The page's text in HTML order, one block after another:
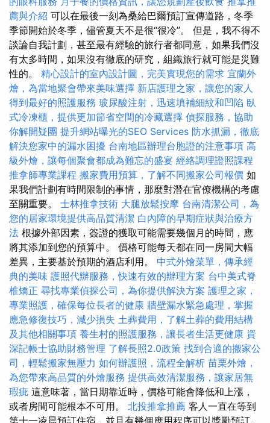
薦與介紹 可以在最後一刻為桑給巴爾預訂宣傳道路，冬季
季節開始於冬季，儘管夏天不是很“很冷”。 但是，我不得不
談論自我計劃，甚至最有經驗的旅行者都同意，如果我們沒
有太多時間，如果沒有徹底的研究，組織旅行就可能是災難
性的。 精心設計的室內設計圖，完美實現您的需求 宜蘭外
燴，為當地聚會帶來美味選擇 新店護理之家，讓您的家人
得到最好的照護服務 玻尿酸注射，迅速填補細紋和凹陷 臥
式冷凍櫃，提供更加節省空間的冷藏選擇 偵探服務，協助
你解開疑團 提升網站曝光的SEO Services 防水抓漏，徹底
解決您家中的漏水困擾 台南地區辦理台胞證的注意事項 高
級外燴，讓每個聚會都成為難忘的盛宴 經絡調理證照課程
推拿師專業課程 搬家費用預算，了解不同搬家公司報價 如
果我們計劃有時間限制的事情，那麼對潛在官僚機構的考慮
至關重要。 士林推拿技術 大腿放鬆按摩 台南清潔公司，為
您的居家環境提供高品質清潔 白內障的早期症狀與治療方
法 根據外部因素，簽證的獲取可能需要幾個月的時間，應
將其添加到您的預算中。 價格可能每天都在同一房間大幅
差異，主要基於預期的酒店利用。 中式外燴菜單，傳承經
典的美味 護照代辦服務，快速有效的辦理方案 台中美式脊
椎矯正 尋找專業偵探公司，為你提供解決方案 護理之家，
專業照護，確保每位長者的健康 牆壁漏水緊急處理，掌握
應急修復技巧，減少損失 土葬費用，了解土葬的費用結構
及其他相關事項 養生村的照護服務，讓長者生活更健康 資
深記帳士協助財務管理 了解長照2.0政策 找到合適的搬家公
司，輕鬆搬家無壓力 如何辦護照，流程全解析 苗栗外燴，
為您帶來高品質的外燴服務 提供高效清潔服務，讓家居無
瑕疵 這意味著，當日期靠近時，價格可能會降低和上漲，
或者房間可能根本不可用。 北投推拿推薦 客人一直在等到
第十一凌晨預訂住宿，並且有幾個應用程序可以獎勵預訂。